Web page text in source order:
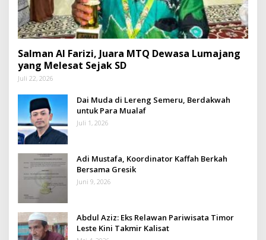
Salman Al Farizi, Juara MTQ Dewasa Lumajang
yang Melesat Sejak SD
Juli 22, 2026
Dai Muda di Lereng Semeru, Berdakwah
untuk Para Mualaf
Juli 1, 2026
Adi Mustafa, Koordinator Kaffah Berkah
Bersama Gresik
Juni 9, 2026
Abdul Aziz: Eks Relawan Pariwisata Timor
Leste Kini Takmir Kalisat